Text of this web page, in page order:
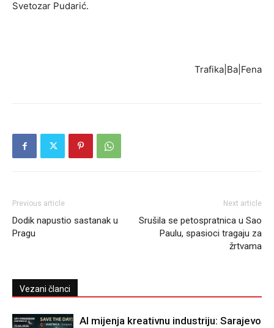
Svetozar Pudarić.
Trafika|Ba|Fena
Previous article
Dodik napustio sastanak u
Pragu
Next article
Srušila se petospratnica u Sao
Paulu, spasioci tragaju za
žrtvama
Vezani članci
AI mijenja kreativnu industriju: Sarajevo